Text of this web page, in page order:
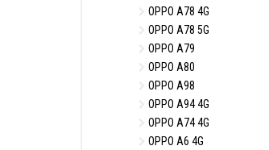
OPPO A78 4G
OPPO A78 5G
OPPO A79
OPPO A80
OPPO A98
OPPO A94 4G
OPPO A74 4G
OPPO A6 4G